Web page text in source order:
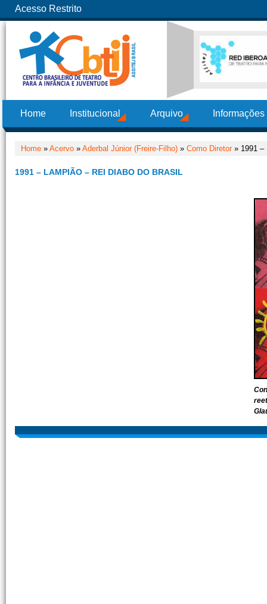
Acesso Restrito
Home Institucional Arquivo
Home » Acervo » Aderbal Júnior (Freire-Filho) » Como Diretor» 1991 –
1991 – LAMPIÃO – REI DIABO DO BRASIL